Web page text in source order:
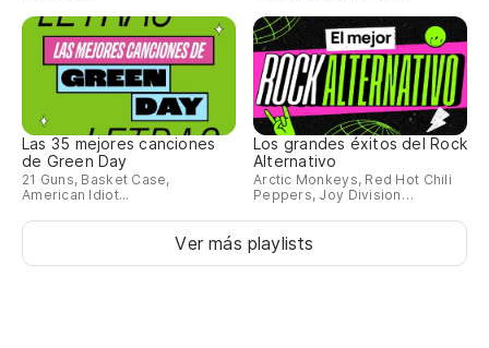
Las 35 mejores canciones
de Green Day
21 Guns, Basket Case,
American Idiot...
Los grandes éxitos del Rock
Alternativo
Arctic Monkeys, Red Hot Chili
Peppers, Joy Division…
Ver más playlists